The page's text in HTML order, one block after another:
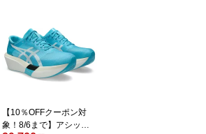
【10％OFFクーポン対
象！8/6まで】アシック